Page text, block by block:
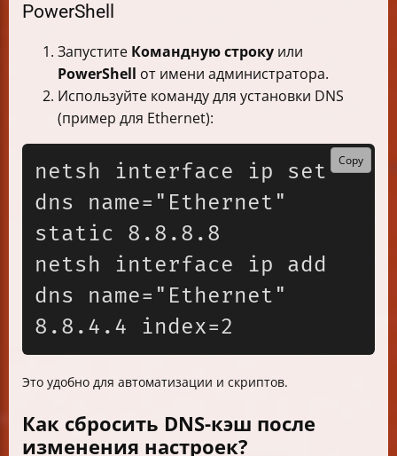
PowerShell
Запустите Командную строку или
PowerShell от имени администратора.
Используйте команду для установки DNS
(пример для Ethernet):
netsh interface ip set
dns name="Ethernet"
static 8.8.8.8
netsh interface ip add
dns name="Ethernet"
Copy
Это удобно для автоматизации и скриптов.
Как сбросить DNS-кэш после
изменения настроек?